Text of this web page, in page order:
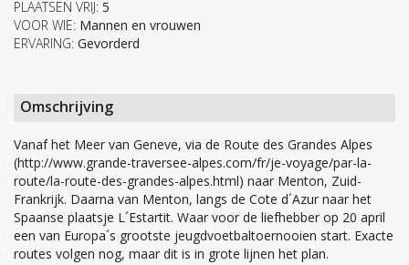
PLAATSEN VRIJ: 5
VOOR WIE: Mannen en vrouwen
ERVARING: Gevorderd
Omschrijving
Vanaf het Meer van Geneve, via de Route des Grandes Alpes
(http://www.grande-traversee-alpes.com/fr/je-voyage/par-la-
route/la-route-des-grandes-alpes.html) naar Menton, Zuid-
Frankrijk. Daarna van Menton, langs de Cote d´Azur naar het
Spaanse plaatsje L´Estartit. Waar voor de liefhebber op 20 april
een van Europa´s grootste jeugdvoetbaltoernooien start. Exacte
routes volgen nog, maar dit is in grote lijnen het plan.